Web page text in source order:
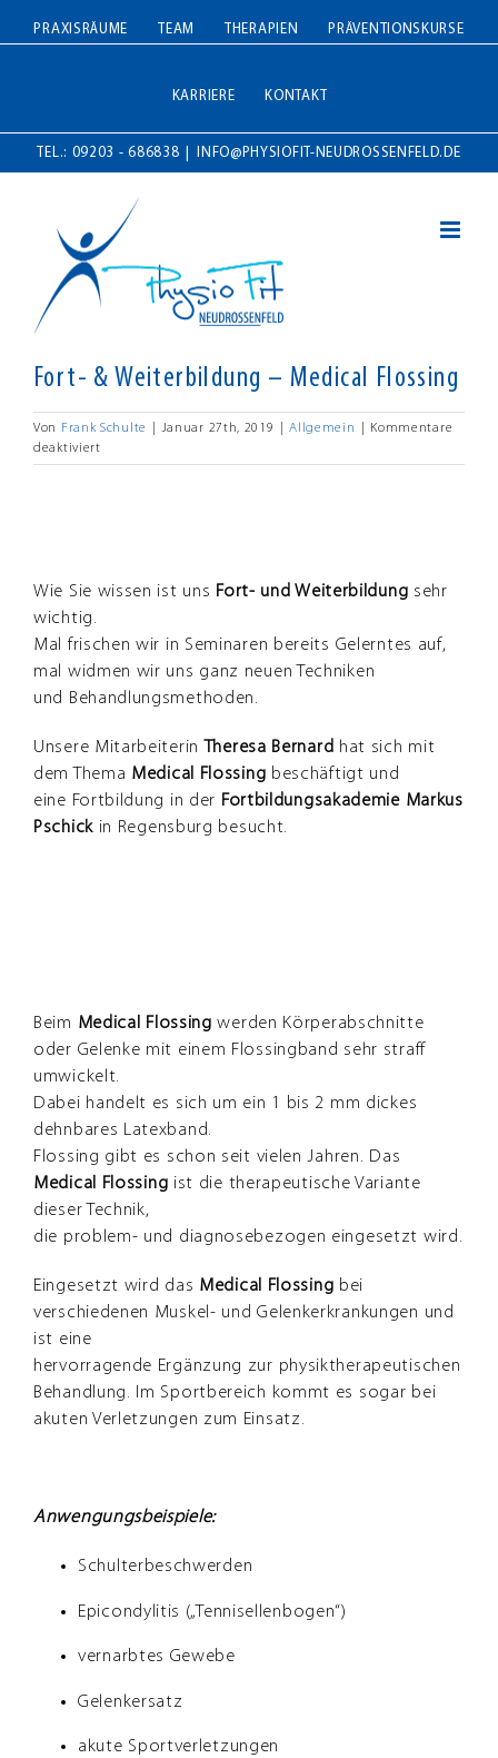
Inhalt
PRAXISRÄUME TEAM THERAPIEN PRÄVENTIONSKURSE
KARRIERE KONTAKT
TEL.: 09203 - 686838 INFO@PHYSIOFIT-NEUDROSSENFELD.DE
Fort- & Weiterbildung – Medical Flossing
Von Frank Schulte Januar 27th, 2019 Allgemein
Kommentare
deaktiviertfür
Fort-
Wie Sie wissen ist uns Fort- und Weiterbildung sehr
wichtig.
Mal frischen wir in Seminaren bereits Gelerntes auf,
mal widmen wir uns ganz neuen Techniken
und Behandlungsmethoden.
Unsere Mitarbeiterin Theresa Bernard hat sich mit
dem Thema Medical Flossing beschäftigt und
eine Fortbildung in der Fortbildungsakademie Markus
Pschickin Regensburg besucht.
Beim Medical Flossing werden Körperabschnitte
oder Gelenke mit einem Flossingband sehr straff
umwickelt.
Dabei handelt es sich um ein 1 bis 2 mm dickes
dehnbares Latexband.
Flossing gibt es schon seit vielen Jahren. Das
Medical
Flossing ist die therapeutische Variante
dieser Technik,
die problem- und diagnosebezogen eingesetzt wird.
Eingesetzt wird das Medical Flossing bei
verschiedenen Muskel- und Gelenkerkrankungen und
ist eine
hervorragende Ergänzung zur physiktherapeutischen
Behandlung. Im Sportbereich kommt es sogar bei
akuten Verletzungen zum Einsatz.
Anwengungsbeispiele:
Schulterbeschwerden
Epicondylitis („Tennisellenbogen“)
vernarbtes Gewebe
Gelenkersatz
akute Sportverletzungen